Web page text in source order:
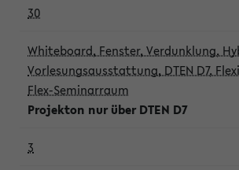
30
Whiteboard, Fenster, Verdunklung,
Vorlesungsausstattung, DTEN D7,
Flex-Seminarraum
Projekton nur über DTEN D7
3